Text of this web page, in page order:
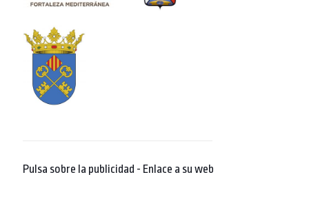
Pulsa sobre la publicidad - Enlace a su web